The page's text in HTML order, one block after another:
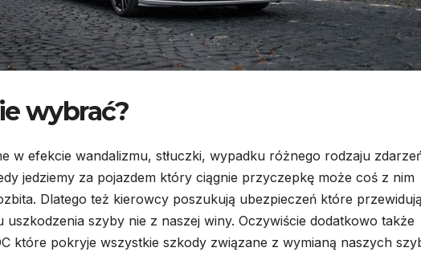
wybrać?
w efekcie wandalizmu, stłuczki, wypadku różnego rodzaju
jedziemy za pojazdem który ciągnie przyczepkę może coś z nim
Dlatego też kierowcy poszukują ubezpieczeń które przewidują
szyby nie z naszej winy. Oczywiście dodatkowo także
które pokryje wszystkie szkody związane z wymianą naszych